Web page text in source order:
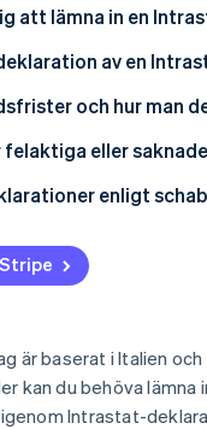
med Intrastat-
deklarationer
att lämna in en
befriade från skatt
av en
från deklaration av
och hur man
för
av en
eller
enligt
inom gemenskapen
gemenskapen
är baserat i Italien
kan du behöva
Intrastat-